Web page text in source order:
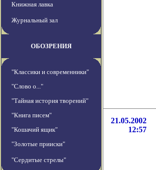
Книжная лавка
Журнальный зал
ОБОЗРЕНИЯ
"Классики и современники"
"Слово о..."
"Тайная история творений"
"Книга писем"
"Кошачий ящик"
"Золотые прииски"
"Сердитые стрелы"
21.05.2002
12:57